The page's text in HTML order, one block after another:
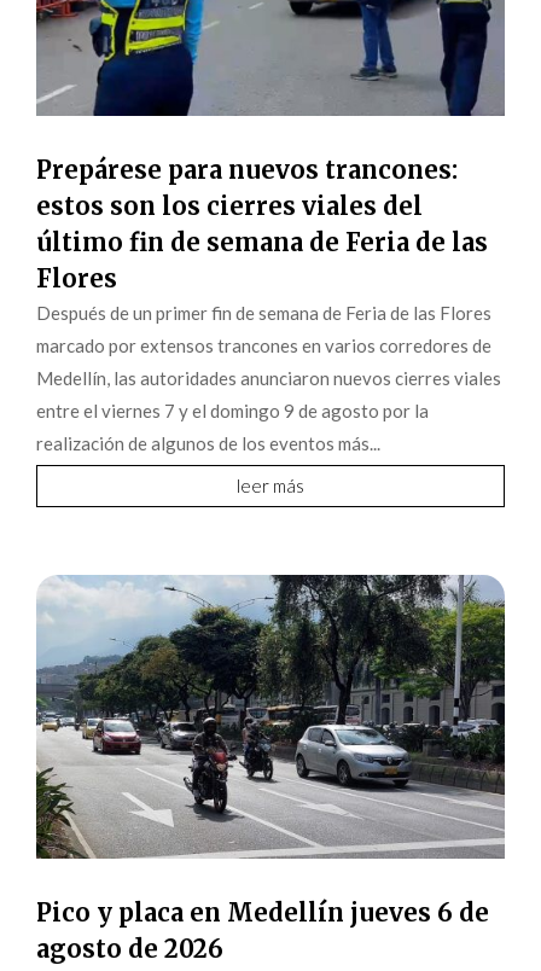
Prepárese para nuevos trancones:
estos son los cierres viales del
último fin de semana de Feria de las
Flores
Después de un primer fin de semana de Feria de las Flores
marcado por extensos trancones en varios corredores de
Medellín, las autoridades anunciaron nuevos cierres viales
entre el viernes 7 y el domingo 9 de agosto por la
realización de algunos de los eventos más...
leer más
Pico y placa en Medellín jueves 6 de
agosto de 2026